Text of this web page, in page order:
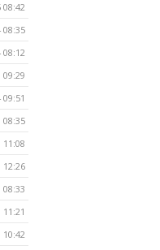
08:42
08:35
08:12
09:29
08:35
11:08
12:26
08:33
10:42